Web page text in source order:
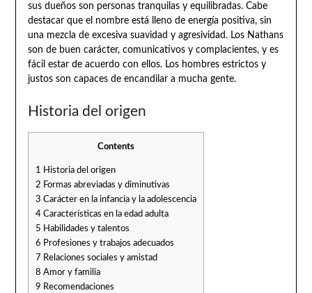
sus dueños son personas tranquilas y equilibradas. Cabe
destacar que el nombre está lleno de energía positiva, sin
una mezcla de excesiva suavidad y agresividad. Los Nathans
son de buen carácter, comunicativos y complacientes, y es
fácil estar de acuerdo con ellos. Los hombres estrictos y
justos son capaces de encandilar a mucha gente.
Historia del origen
Contents
1 Historia del origen
2 Formas abreviadas y diminutivas
3 Carácter en la infancia y la adolescencia
4Características en la edad adulta
5 Habilidades y talentos
6 Profesiones y trabajos adecuados
7 Relaciones sociales y amistad
8 Amor y familia
9 Recomendaciones